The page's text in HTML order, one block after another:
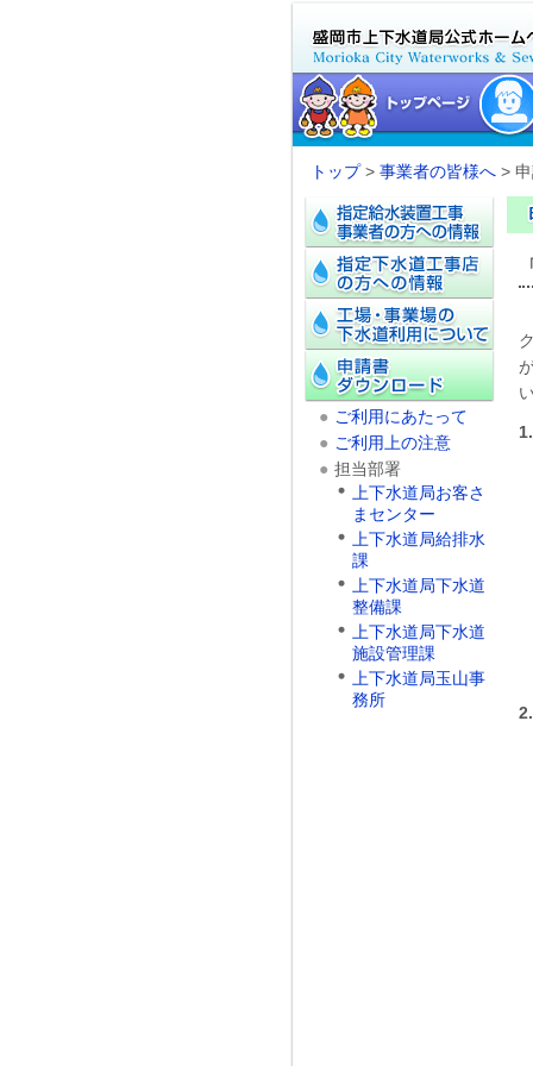
トップ> 事業者の皆様へ >
● ご利用にあたって
● ご利用上の注意
● 担当部署
上下水道局お客さ
まセンター
上下水道局給排水
課
上下水道局下水道
整備課
上下水道局下水道
施設管理課
上下水道局玉山事
務所